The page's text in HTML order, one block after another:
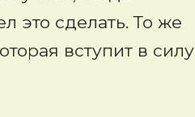
это сделать. То же
вступит в силу